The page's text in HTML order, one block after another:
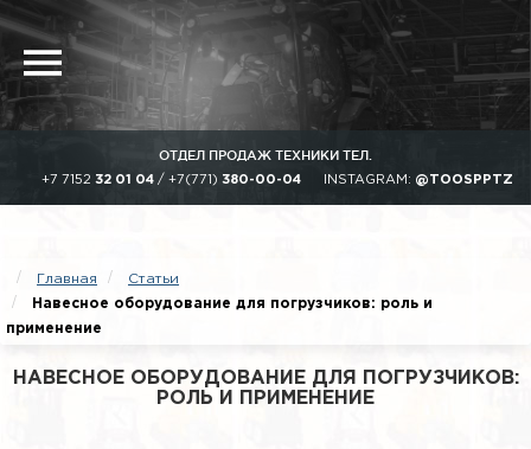
ОТДЕЛ ПРОДАЖ ТЕХНИКИ ТЕЛ.
+7 7152 32 01 04/ +7(771) 380-00-04 INSTAGRAM: @TOOSPPTZ
Главная
Статьи
Навесное оборудование для погрузчиков: роль и
применение
НАВЕСНОЕ ОБОРУДОВАНИЕ ДЛЯ ПОГРУЗЧИКОВ:
РОЛЬ И ПРИМЕНЕНИЕ